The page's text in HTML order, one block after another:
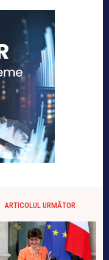
ARTICOLUL URMĂTOR